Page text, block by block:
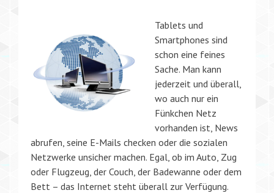
Tablets und
Smartphones sind
schon eine feines
Sache. Man kann
jederzeit und überall,
wo auch nur ein
Fünkchen Netz
vorhanden ist, News
abrufen, seine E-Mails checken oder die sozialen
Netzwerke unsicher machen. Egal, ob im Auto, Zug
oder Flugzeug, der Couch, der Badewanne oder dem
Bett – das Internet steht überall zur Verfügung.